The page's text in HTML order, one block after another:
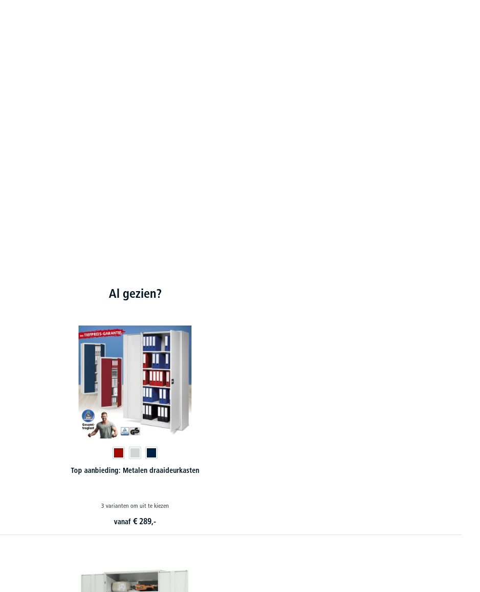
Al gezien?
Top aanbieding: Metalen draaideurkasten
3 varianten om uit te kiezen
vanaf € 289,-